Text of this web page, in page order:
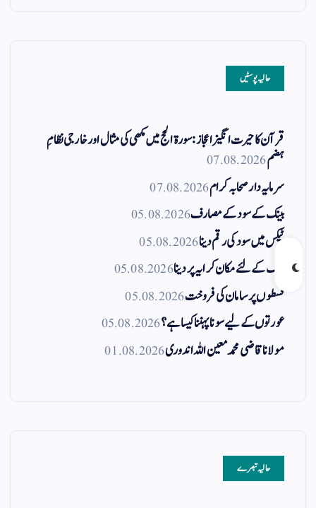
حالیہ پوسٹیں
قرآن کا حیرت انگیز اعجاز: سورۃ الحج میں مکھی کی مثال اور خارجی نظامِ
ہضم07.08.2026
سرمایہ دار صحابہ کرام07.08.2026
بینک کے سود کے مصارف05.08.2026
ٹیکس میں سود کی رقم دینا05.08.2026
بینک کے لئے مکان کرایہ پر دینا05.08.2026
قسطوں پر سامان کی فروخت05.08.2026
عورتوں کے لیے سونا پہننا کیسا ہے؟05.08.2026
مولانا قاضی محمد معین اللہ اندوری01.08.2026
حالیہ تبصرے